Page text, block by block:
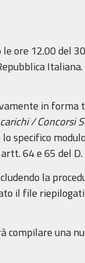
ore 12.00 del
in
/ Concorsi
specifico modulo
64 e 65 del D.
la
il file
compilare una